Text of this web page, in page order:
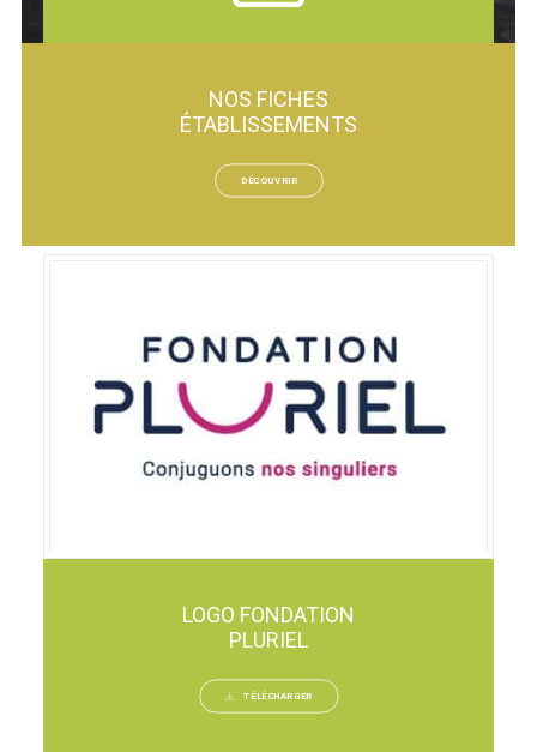
NOS FICHES
ÉTABLISSEMENTS
DÉCOUVRIR
téléchargeables dans cette rubrique.
TOUS NOS VISUELS
LOGO FONDATION
PLURIEL
TÉLÉCHARGER